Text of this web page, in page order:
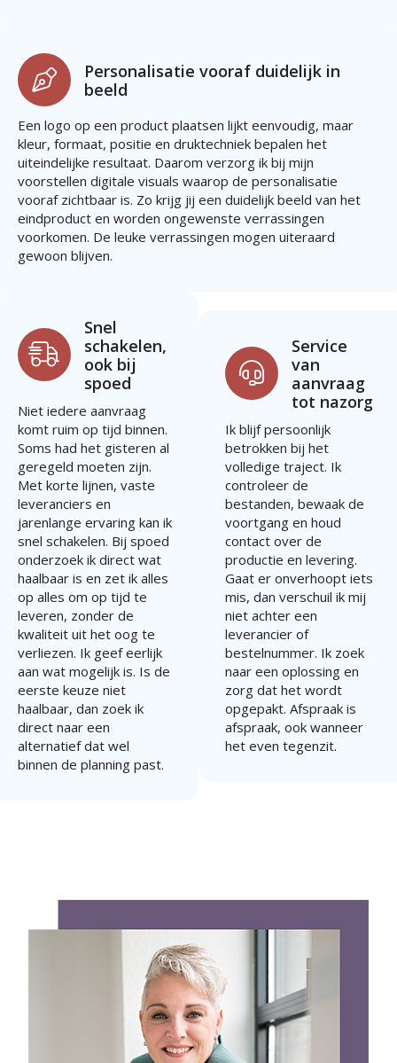
Personalisatie vooraf duidelijk in
beeld
Een logo op een product plaatsen lijkt eenvoudig, maar
kleur, formaat, positie en druktechniek bepalen het
uiteindelijke resultaat. Daarom verzorg ik bij mijn
voorstellen digitale visuals waarop de personalisatie
vooraf zichtbaar is. Zo krijg jij een duidelijk beeld van het
eindproduct en worden ongewenste verrassingen
voorkomen. De leuke verrassingen mogen uiteraard
gewoon blijven.
Snel
schakelen,
ook bij
spoed
Niet iedere aanvraag
komt ruim op tijd binnen.
Soms had het gisteren al
geregeld moeten zijn.
Met korte lijnen, vaste
leveranciers en
jarenlange ervaring kan ik
snel schakelen. Bij spoed
onderzoek ik direct wat
haalbaar is en zet ik alles
op alles om op tijd te
leveren, zonder de
kwaliteit uit het oog te
verliezen. Ik geef eerlijk
aan wat mogelijk is. Is de
eerste keuze niet
haalbaar, dan zoek ik
direct naar een
alternatief dat wel
binnen de planning past.
Service
van
aanvraag
tot nazorg
Ik blijf persoonlijk
betrokken bij het
volledige traject. Ik
controleer de
bestanden, bewaak de
voortgang en houd
contact over de
productie en levering.
Gaat er onverhoopt iets
mis, dan verschuil ik mij
niet achter een
leverancier of
bestelnummer. Ik zoek
naar een oplossing en
zorg dat het wordt
opgepakt. Afspraak is
afspraak, ook wanneer
het even tegenzit.